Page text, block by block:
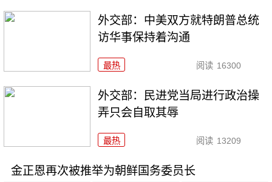
外交部：中美双方就特朗普总统
访华事保持着沟通
最热 阅读 16300
外交部：民进党当局进行政治操
弄只会自取其辱
最热 阅读 13209
金正恩再次被推举为朝鲜国务委员长